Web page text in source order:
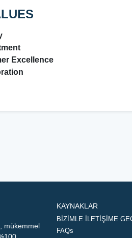
Excellence
mükemmel
KAYNAKLAR
BİZİMLE İLETİŞİME
FAQs